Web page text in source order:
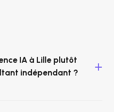
IA à Lille plutôt
indépendant ?